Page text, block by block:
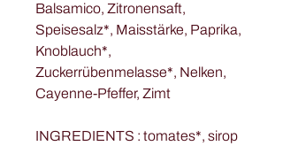
Balsamico, Zitronensaft,
Speisesalz*, Maisstärke, Paprika,
Knoblauch*,
Zuckerrübenmelasse*, Nelken,
Cayenne-Pfeffer, Zimt
INGREDIENTS : tomates*, sirop